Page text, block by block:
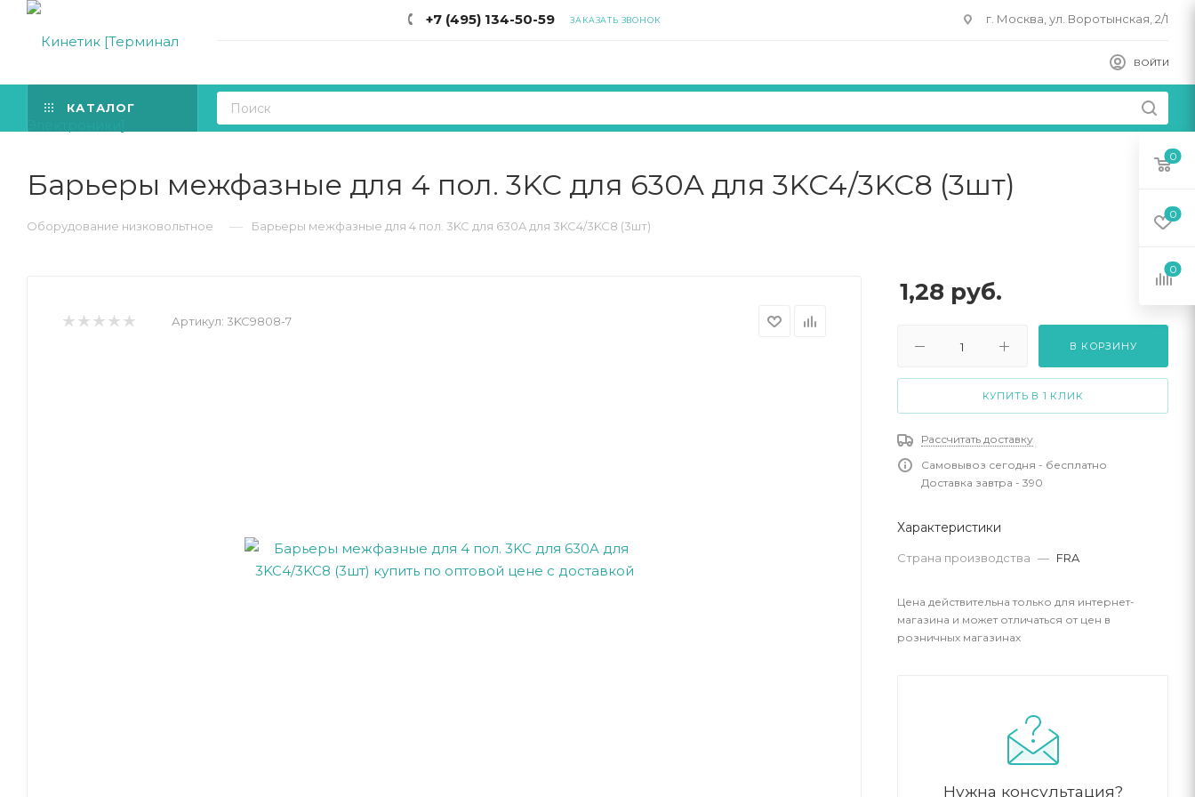
+7 (495) 134-50-59 ЗАКАЗАТЬ ЗВОНОК г. Москва, ул. Воротынская, 2/1
ВОЙТИ
КАТАЛОГ
Барьеры межфазные для 4 пол. 3KC для 630A для 3KC4/3KC8 (3шт)
Оборудование низковольтное — Барьеры межфазные для 4 пол. 3KC для 630A для 3KC4/3KC8 (3шт)
Артикул: 3KC9808-7
1,28 руб.
В КОРЗИНУ
КУПИТЬ В 1 КЛИК
Рассчитать доставку
Самовывоз сегодня - бесплатно
Доставка завтра - 390
Характеристики
Страна производства — FRA
Цена действительна только для интернет-
магазина и может отличаться от цен в
розничных магазинах
Нужна консультация?
0
0
0